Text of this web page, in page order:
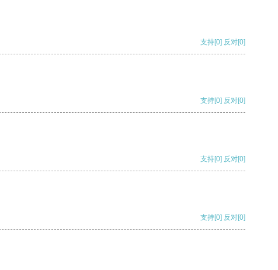
支持[0] 反对[0]
支持[0] 反对[0]
支持[0] 反对[0]
支持[0] 反对[0]